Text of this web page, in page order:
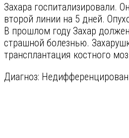
Захара госпитализировали.
второй линии на 5 дней.
В прошлом году Захар
страшной болезнью.
трансплантация костного
Диагноз: